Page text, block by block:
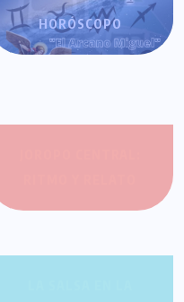
HORÓSCOPO